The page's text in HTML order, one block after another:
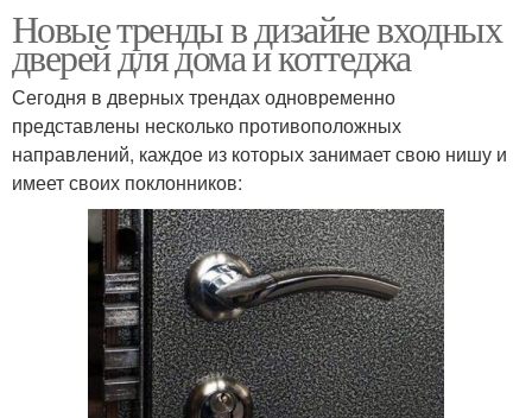
Новые тренды в дизайне входных
дверей для дома и коттеджа
Сегодня в дверных трендах одновременно
представлены несколько противоположных
направлений, каждое из которых занимает свою нишу и
имеет своих поклонников: